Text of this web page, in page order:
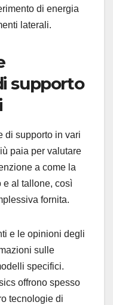
di energia
laterali.
supporto
di supporto in vari
paia per valutare
a come la
e al tallone, così
fornita.
e le opinioni degli
sulle
specifici.
offrono spesso
tecnologie di